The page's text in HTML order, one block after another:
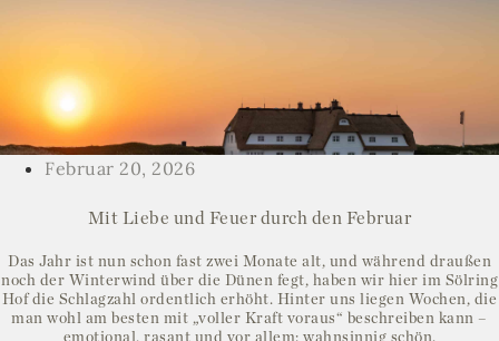
Februar 20, 2026
Mit Liebe und Feuer durch den Februar
Das Jahr ist nun schon fast zwei Monate alt, und während draußen
noch der Winterwind über die Dünen fegt, haben wir hier im Sölring
Hof die Schlagzahl ordentlich erhöht. Hinter uns liegen Wochen, die
man wohl am besten mit „voller Kraft voraus“ beschreiben kann –
emotional, rasant und vor allem: wahnsinnig schön.